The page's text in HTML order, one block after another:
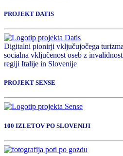
PROJEKT DATIS
Digitalni pionirji vključujočega
socialna vključenost oseb z
regiji Italije in Slovenije
PROJEKT SENSE
100 IZLETOV PO SLOVENIJI